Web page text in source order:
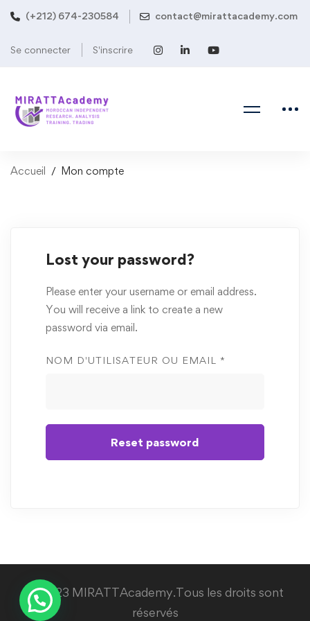
(+212) 674-230584 contact@mirattacademy.com
Se connecter S'inscrire
Accueil Mon compte
account
Lost your password?
Please enter your username or email address.
You will receive a link to create a new
password via email.
NOM D'UTILISATEUR OU EMAIL *
Reset password
© 2023 MIRATTAcademy.Tous les droits sont
réservés